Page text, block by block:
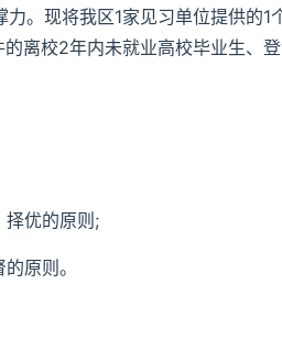
。现将我区1家见习单位提供的
的离校2年内未就业高校毕业生、
择优的原则;
原则。